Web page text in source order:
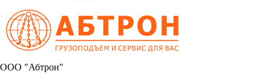
OOO "Абтрон"